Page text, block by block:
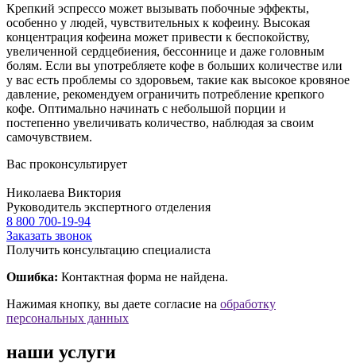
Крепкий эспрессо может вызывать побочные эффекты,
особенно у людей, чувствительных к кофеину. Высокая
концентрация кофеина может привести к беспокойству,
увеличенной сердцебиения, бессоннице и даже головным
болям. Если вы употребляете кофе в больших количестве или
у вас есть проблемы со здоровьем, такие как высокое кровяное
давление, рекомендуем ограничить потребление крепкого
кофе. Оптимально начинать с небольшой порции и
постепенно увеличивать количество, наблюдая за своим
самочувствием.
Вас проконсультирует
Николаева Виктория
Руководитель экспертного отделения
8 800 700-19-94
Заказать звонок
Получить консультацию специалиста
Ошибка: Контактная форма не найдена.
Нажимая кнопку, вы даете согласие на обработку
персональных данных
наши услуги